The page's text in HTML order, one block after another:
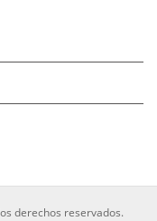
derechos reservados.